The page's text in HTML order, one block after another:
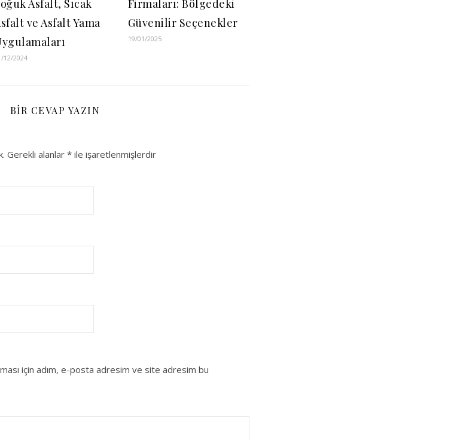
Asfalt, Sıcak
ve Asfalt Yama
12/2024
Firmaları: Bölgedeki
Güvenilir Seçenekler
19/01/2025
BIR CEVAP YAZIN
Gerekli alanlar * ile işaretlenmişlerdir
için adım, e-posta adresim ve site adresim bu